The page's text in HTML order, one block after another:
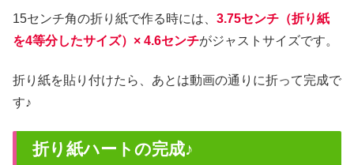
15センチ角の折り紙で作る時には、 3.75センチ（折り紙
を4等分したサイズ）× 4.6センチがジャストサイズです。
折り紙を貼り付けたら、あとは動画の通りに折って完成で
す♪
折り紙ハートの完成♪